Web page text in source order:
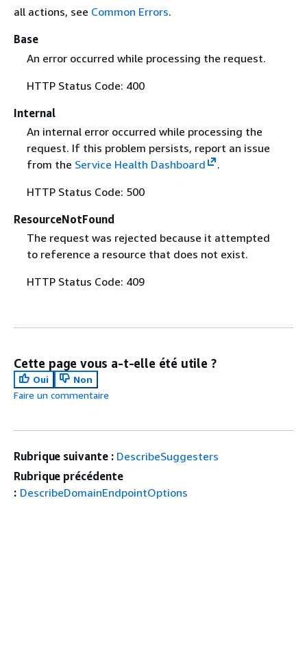
all actions, see Common Errors.
Base
An error occurred while processing the request.
HTTP Status Code: 400
Internal
An internal error occurred while processing the
request. If this problem persists, report an issue
from the Service Health Dashboard
.
HTTP Status Code: 500
ResourceNotFound
The request was rejected because it attempted
to reference a resource that does not exist.
HTTP Status Code: 409
Cette page vous a-t-elle été utile ?
Oui
Non
Faire un commentaire
Rubrique suivante : DescribeSuggesters
Rubrique précédente
: DescribeDomainEndpointOptions